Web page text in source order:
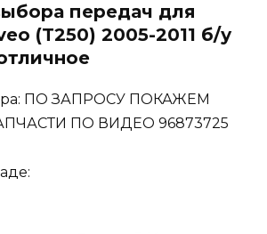
передач для
(T250) 2005-2011 б/у
ПО ЗАПРОСУ ПОКАЖЕМ
ПО ВИДЕО 96873725